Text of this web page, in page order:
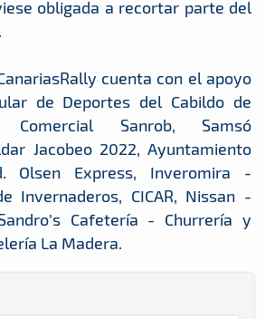
obligada a recortar parte del
cuenta con el apoyo
de Deportes del Cabildo de
Comercial Sanrob, Samsó
Jacobeo 2022, Ayuntamiento
Olsen Express, Inveromira -
Invernaderos, CICAR, Nissan -
Cafetería - Churrería y
La Madera.